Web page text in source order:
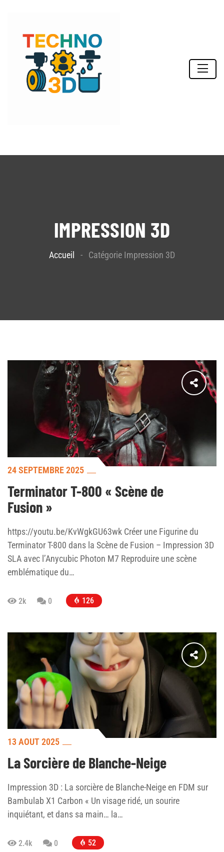
IMPRESSION 3D
Accueil Catégorie Impression 3D
24 SEPTEMBRE 2025
Terminator T-800 « Scène de
Fusion »
https://youtu.be/KvWgkGU63wk Créer une Figurine du
Terminator T-800 dans la Scène de Fusion – Impression 3D
SLA avec l’Anycubic Photon M7 Reproduire une scène
emblématique du…
2k 0 126
13 AOÛT 2025
La Sorcière de Blanche-Neige
Impression 3D : La sorcière de Blanche-Neige en FDM sur
Bambulab X1 Carbon « Un visage ridé, un sourire
inquiétant, et dans sa main… la…
2.4k 0 52